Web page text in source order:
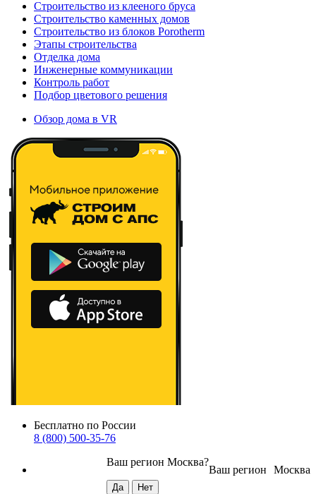
Строительство из клееного бруса
Строительство каменных домов
Строительство из блоков Porotherm
Этапы строительства
Отделка дома
Инженерные коммуникации
Контроль работ
Подбор цветового решения
Обзор дома в VR
Бесплатно по России
8 (800) 500-35-76
Москва
Ваш регион
Ваш регион Москва?